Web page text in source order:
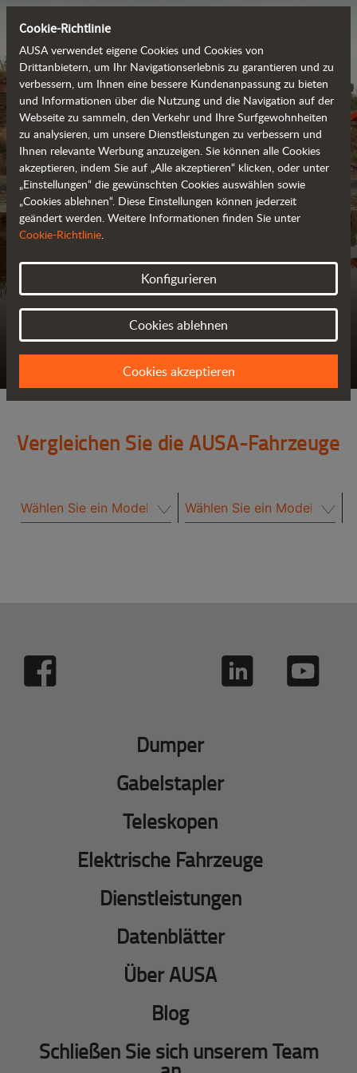
MODELLVERGLEICH
FINDEN SIE IHR PERFEKTES FAHRZEUG
Vergleichen Sie die AUSA-Fahrzeuge
Dumper
Gabelstapler
Teleskopen
Elektrische Fahrzeuge
Dienstleistungen
Datenblätter
Über AUSA
Blog
Schließen Sie sich unserem Team
Cookie-Richtlinie
AUSA verwendet eigene Cookies und Cookies von
Drittanbietern, um Ihr Navigationserlebnis zu garantieren und zu
verbessern, um Ihnen eine bessere Kundenanpassung zu bieten
und Informationen über die Nutzung und die Navigation auf der
Webseite zu sammeln, den Verkehr und Ihre Surfgewohnheiten
zu analysieren, um unsere Dienstleistungen zu verbessern und
Ihnen relevante Werbung anzuzeigen. Sie können alle Cookies
akzeptieren, indem Sie auf „Alle akzeptieren“ klicken, oder unter
„Einstellungen“ die gewünschten Cookies auswählen sowie
„Cookies ablehnen“. Diese Einstellungen können jederzeit
geändert werden. Weitere Informationen finden Sie unter
Cookie-Richtlinie.
Konfigurieren
Cookies ablehnen
Cookies akzeptieren